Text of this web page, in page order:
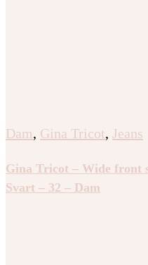
Dam, Gina Tricot, Jeans
Gina Tricot – Wide front
Svart – 32 – Dam